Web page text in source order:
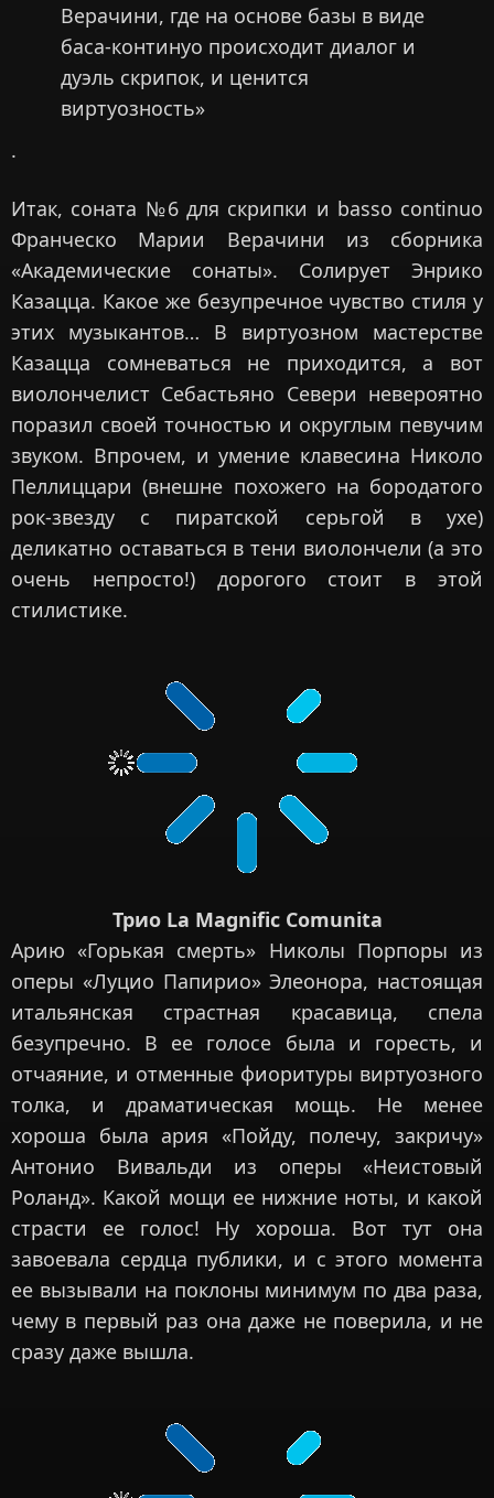
Верачини, где на основе базы в виде
баса-континуо происходит диалог и
дуэль скрипок, и ценится
виртуозность»
.
Итак, соната №6 для скрипки и basso continuo
Франческо Марии Верачини из сборника
«Академические сонаты». Солирует Энрико
Казацца. Какое же безупречное чувство стиля у
этих музыкантов… В виртуозном мастерстве
Казацца сомневаться не приходится, а вот
виолончелист Себастьяно Севери невероятно
поразил своей точностью и округлым певучим
звуком. Впрочем, и умение клавесина Николо
Пеллиццари (внешне похожего на бородатого
рок-звезду с пиратской серьгой в ухе)
деликатно оставаться в тени виолончели (а это
очень непросто!) дорогого стоит в этой
стилистике.
Трио La Magnific Comunita
Арию «Горькая смерть» Николы Порпоры из
оперы «Луцио Папирио» Элеонора, настоящая
итальянская страстная красавица, спела
безупречно. В ее голосе была и горесть, и
отчаяние, и отменные фиоритуры виртуозного
толка, и драматическая мощь. Не менее
хороша была ария «Пойду, полечу, закричу»
Антонио Вивальди из оперы «Неистовый
Роланд». Какой мощи ее нижние ноты, и какой
страсти ее голос! Ну хороша. Вот тут она
завоевала сердца публики, и с этого момента
ее вызывали на поклоны минимум по два раза,
чему в первый раз она даже не поверила, и не
сразу даже вышла.